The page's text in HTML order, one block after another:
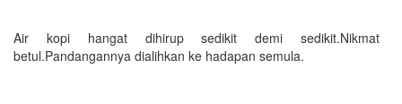
Air kopi hangat dihirup sedikit demi sedikit.Nikmat
betul.Pandangannya dialihkan ke hadapan semula.